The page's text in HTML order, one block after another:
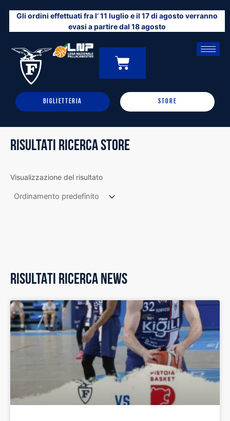
contenuto
Gli ordini effettuati fra l’ 11 luglio e il 17 di agosto verranno
evasi a partire dal 18 agosto
0
CARRELLO
BIGLIETTERIA STORE
RISULTATI RICERCA STORE
Visualizzazione del risultato
RISULTATI RICERCA NEWS